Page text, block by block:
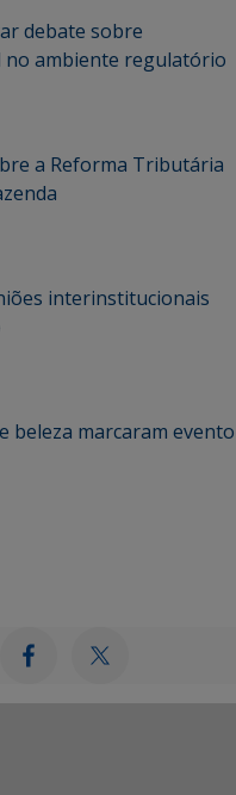
debate sobre
no ambiente regulatório
a Reforma Tributária
interinstitucionais
beleza marcaram evento